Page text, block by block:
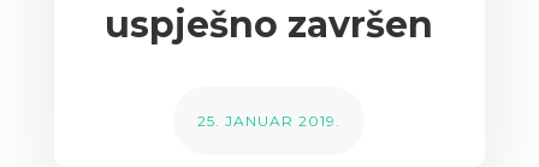
uspješno završen
25. JANUAR 2019.